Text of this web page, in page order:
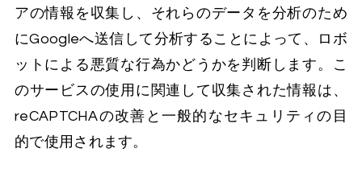
アの情報を収集し、それらのデータを分析のため
にGoogleへ送信して分析することによって、ロボ
ットによる悪質な行為かどうかを判断します。こ
のサービスの使用に関連して収集された情報は、
reCAPTCHAの改善と一般的なセキュリティの目
的で使用されます。